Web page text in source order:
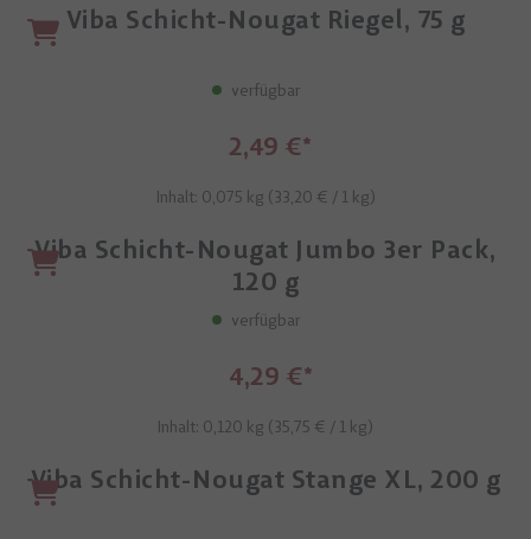
Viba Schicht-Nougat Riegel, 75 g
verfügbar
2,49 €
Inhalt: 0,075 kg (33,20 € / 1 kg)
Viba Schicht-Nougat Jumbo 3er Pack,
120 g
verfügbar
4,29 €
Inhalt: 0,120 kg (35,75 € / 1 kg)
Viba Schicht-Nougat Stange XL, 200 g